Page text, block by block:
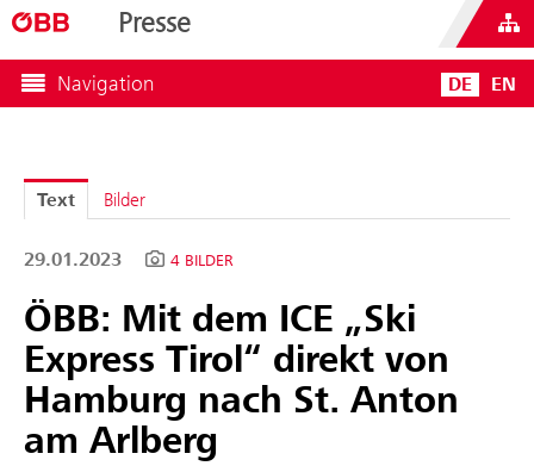
Presse
Navigation DE EN
Text Bilder
29.01.2023 4 BILDER
ÖBB: Mit dem ICE „Ski
Express Tirol“ direkt von
Hamburg nach St. Anton
am Arlberg